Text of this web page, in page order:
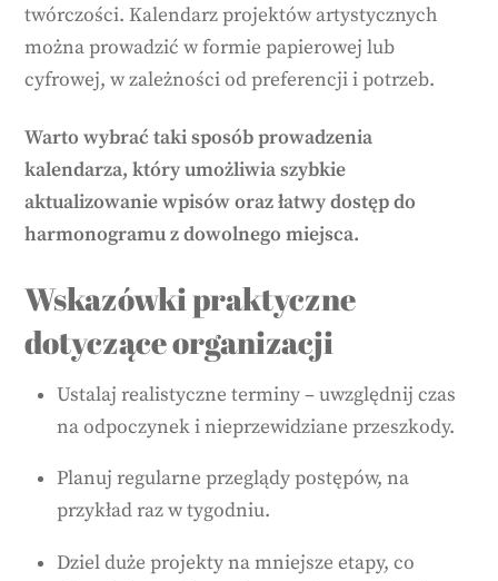
twórczości. Kalendarz projektów artystycznych
można prowadzić w formie papierowej lub
cyfrowej, w zależności od preferencji i potrzeb.
Warto wybrać taki sposób prowadzenia
kalendarza, który umożliwia szybkie
aktualizowanie wpisów oraz łatwy dostęp do
harmonogramu z dowolnego miejsca.
Wskazówki praktyczne
dotyczące organizacji
Ustalaj realistyczne terminy – uwzględnij czas
na odpoczynek i nieprzewidziane przeszkody.
Planuj regularne przeglądy postępów, na
przykład raz w tygodniu.
Dziel duże projekty na mniejsze etapy, co